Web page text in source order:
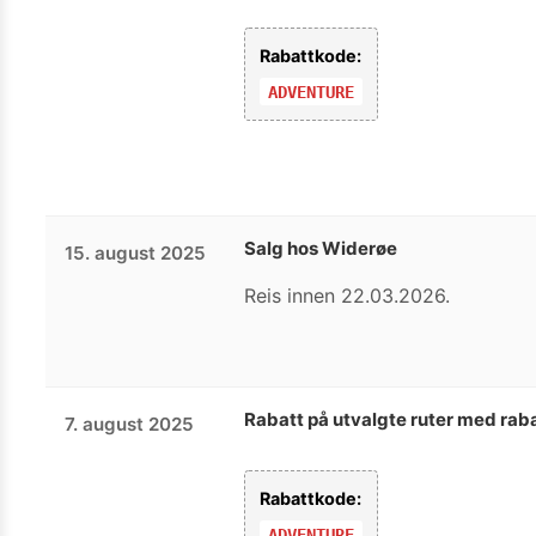
Rabattkode:
ADVENTURE
15. august 2025 Salg hos Widerøe
Reis innen 22.03.2026.
7. august 2025 Rabatt på utvalgte ruter med
Rabattkode: